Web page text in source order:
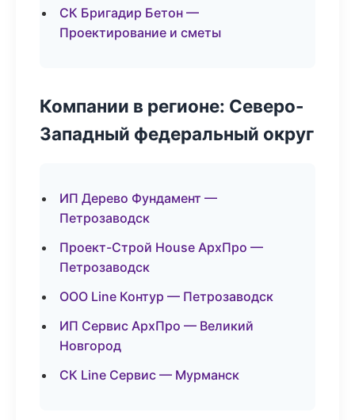
СК Бригадир Бетон —
Проектирование и сметы
Компании в регионе: Северо-
Западный федеральный округ
ИП Дерево Фундамент —
Петрозаводск
Проект-Строй House АрхПро —
Петрозаводск
ООО Line Контур — Петрозаводск
ИП Сервис АрхПро — Великий
Новгород
СК Line Сервис — Мурманск